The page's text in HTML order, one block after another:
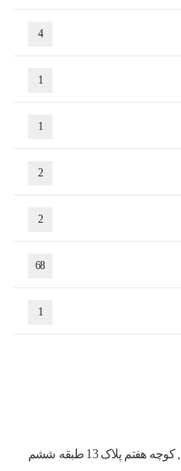
4
1
1
2
2
68
1
پلاک 13 طبقه ششم